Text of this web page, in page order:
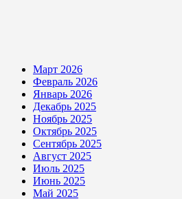
Март 2026
Февраль 2026
Январь 2026
Декабрь 2025
Ноябрь 2025
Октябрь 2025
Сентябрь 2025
Август 2025
Июль 2025
Июнь 2025
Май 2025